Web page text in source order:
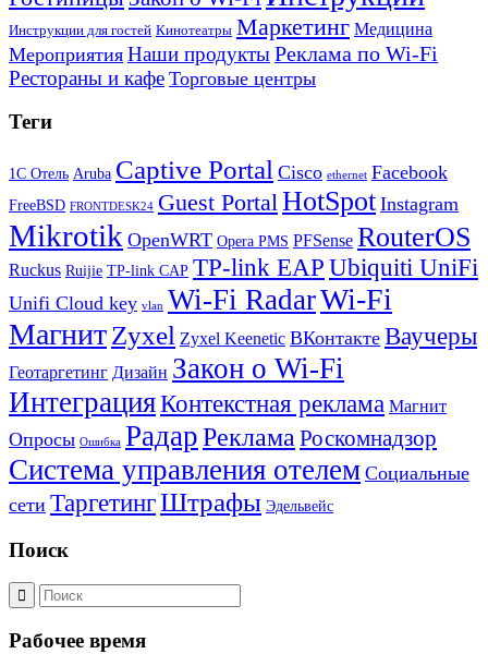
Инструкции для гостей Кинотеатры Маркетинг Медицина
Мероприятия Наши продуктыРеклама по Wi-Fi
Рестораны и кафе Торговые центры
Теги
1С Отель Aruba Captive Portal Cisco ethernet Facebook
FreeBSD FRONTDESK24 Guest PortalHotSpot Instagram
Mikrotik OpenWRT Opera PMS PFSense RouterOS
Ruckus Ruijie TP-link CAP TP-link EAP Ubiquiti UniFi
Unifi Cloud key vlan Wi-Fi RadarWi-Fi
МагнитZyxel Zyxel Keenetic ВКонтакте Ваучеры
Геотаргетинг Дизайн Закон о Wi-Fi
ИнтеграцияКонтекстная реклама Магнит
Опросы Ошибка РадарРеклама Роскомнадзор
Система управления отелем Социальные
сети ТаргетингШтрафы Эдельвейс
Поиск
Рабочее время